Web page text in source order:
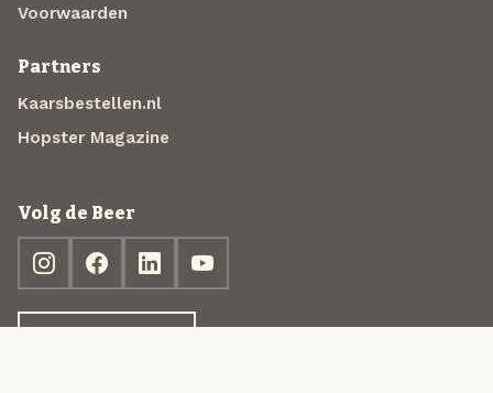
Voorwaarden
Partners
Kaarsbestellen.nl
Hopster Magazine
Volg de Beer